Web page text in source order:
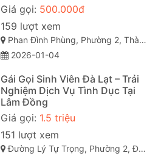
Giá gọi: 500.000đ
159 lượt xem
Phan Đình Phùng, Phường 2, Thành phố Đà Lạt, Lâm Đồng
2026-01-04
Gái Gọi Sinh Viên Đà Lạt – Trải
Nghiệm Dịch Vụ Tình Dục Tại
Lâm Đồng
Giá gọi: 1.5 triệu
151 lượt xem
Đường Lý Tự Trọng, Phường 2, Đà Lạt, Lâm Đồng